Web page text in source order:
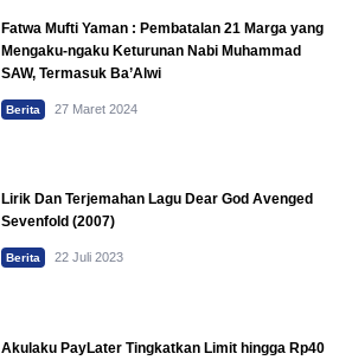
Fatwa Mufti Yaman : Pembatalan 21 Marga yang
Mengaku-ngaku Keturunan Nabi Muhammad
SAW, Termasuk Ba’Alwi
Berita 27 Maret 2024
Lirik Dan Terjemahan Lagu Dear God Avenged
Sevenfold (2007)
Berita 22 Juli 2023
Akulaku PayLater Tingkatkan Limit hingga Rp40